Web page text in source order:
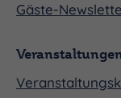
Gäste-